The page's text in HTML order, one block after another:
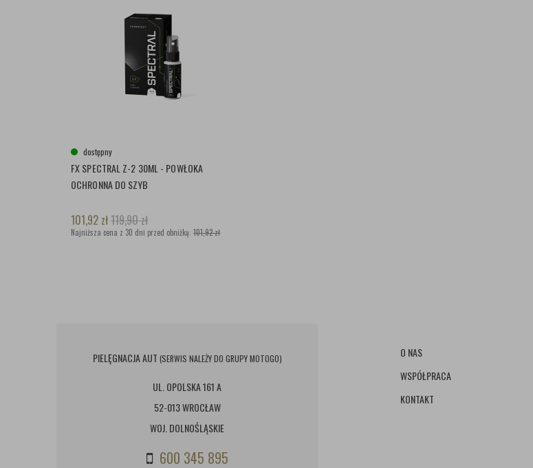
dostępny
FX SPECTRAL Z-2 30ML - POWŁOKA
OCHRONNA DO SZYB
101,92 zł119,90zł
Najniższa cena z 30 dni przed obniżką: 101,92 zł
PIELĘGNACJA AUT (SERWIS NALEŻY DO GRUPY MOTOGO)
UL. OPOLSKA 161 A
52-013 WROCŁAW
WOJ. DOLNOŚLĄSKIE
600 345 895
O NAS
WSPÓŁPRACA
KONTAKT